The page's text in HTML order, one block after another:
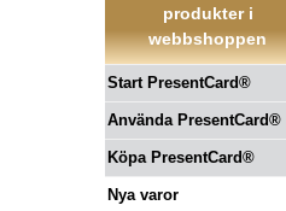
produkter i
webbshoppen
Start PresentCard®
Använda PresentCard®
Köpa PresentCard®
Nya varor